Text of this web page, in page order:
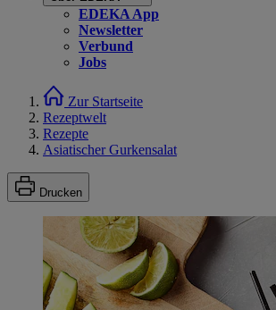
EDEKA App
Newsletter
Verbund
Jobs
Zur Startseite
Rezeptwelt
Rezepte
Asiatischer Gurkensalat
Drucken